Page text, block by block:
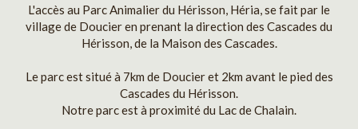
L'accès au Parc Animalier du Hérisson, Héria, se fait par le
village de Doucier en prenant la direction des Cascades du
Hérisson, de la Maison des Cascades.
Le parc est situé à 7km de Doucier et 2km avant le pied des
Cascades du Hérisson.
Notre parc est à proximité du Lac de Chalain.